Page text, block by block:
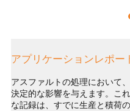
アプリケーションレポー
アスファルトの処理において
決定的な影響を与えます。こ
な記録は、すでに生産と積荷